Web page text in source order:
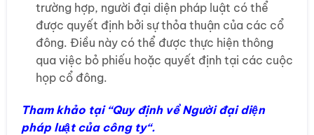
trường hợp, người đại diện pháp luật có thể
được quyết định bởi sự thỏa thuận của các cổ
đông. Điều này có thể được thực hiện thông
qua việc bỏ phiếu hoặc quyết định tại các cuộc
họp cổ đông.
Tham khảo tại “Quy định về Người đại diện
pháp luật của công ty“.